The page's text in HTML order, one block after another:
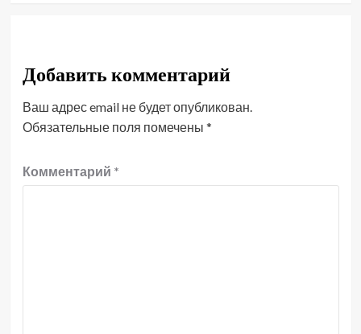
Добавить комментарий
Ваш адрес email не будет опубликован.
Обязательные поля помечены *
Комментарий *